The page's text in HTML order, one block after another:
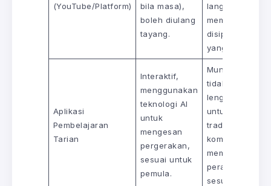
(YouTube/Platform)
bila masa),
boleh diulang
tayang.
langkah,
memerlukan
disiplin diri
yang tinggi.
Aplikasi
Pembelajaran
Tarian
Interaktif,
menggunakan
teknologi AI
untuk
mengesan
pergerakan,
sesuai untuk
pemula.
Mungkin
tidak
lengkap
untuk teknik
tradisi yang
kompleks,
memerlukan
peranti yang
sesuai.